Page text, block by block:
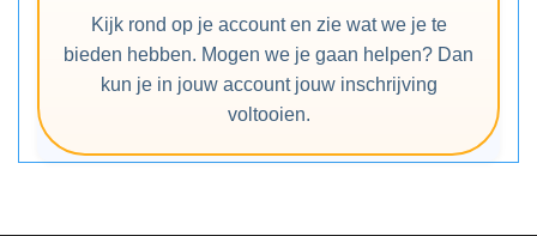
Kijk rond op je account en zie wat we je te
bieden hebben. Mogen we je gaan helpen? Dan
kun je in jouw account jouw inschrijving
voltooien.